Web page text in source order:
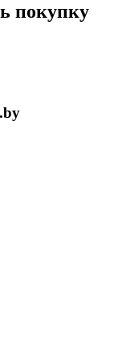
покупку